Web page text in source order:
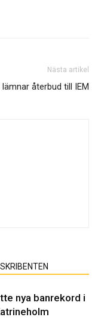
Nästa artikel
återbud till IEM
nya banrekord i